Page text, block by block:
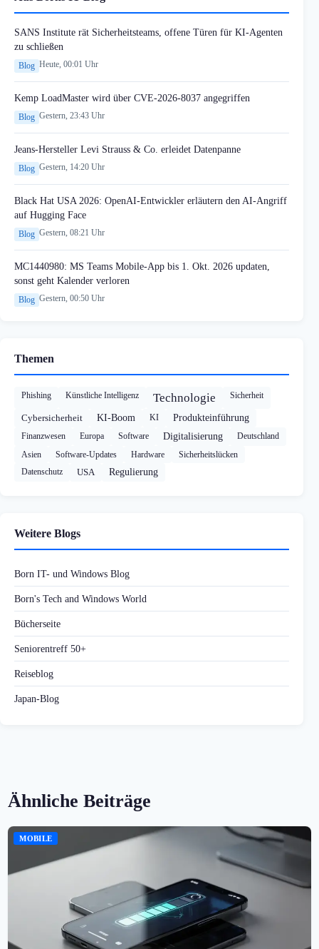
SANS Institute rät Sicherheitsteams, offene Türen für KI-Agenten
zu schließen
Blog Heute, 00:01 Uhr
Kemp LoadMaster wird über CVE-2026-8037 angegriffen
Blog Gestern, 23:43 Uhr
Jeans-Hersteller Levi Strauss & Co. erleidet Datenpanne
Blog Gestern, 14:20 Uhr
Black Hat USA 2026: OpenAI-Entwickler erläutern den AI-Angriff
auf Hugging Face
Blog Gestern, 08:21 Uhr
MC1440980: MS Teams Mobile-App bis 1. Okt. 2026 updaten,
sonst geht Kalender verloren
Blog Gestern, 00:50 Uhr
Themen
Phishing Künstliche Intelligenz Technologie Sicherheit
Cybersicherheit KI-Boom KI Produkteinführung
Finanzwesen Europa Software Digitalisierung
Deutschland
Asien
Software-Updates Hardware
Sicherheitslücken
Datenschutz
USA Regulierung
Weitere Blogs
Born IT- und Windows Blog
Born's Tech and Windows World
Bücherseite
Seniorentreff 50+
Reiseblog
Japan-Blog
Ähnliche Beiträge
MOBILE